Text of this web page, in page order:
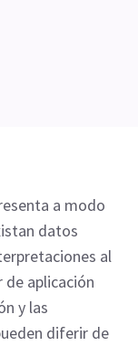
a modo
datos
al
aplicación
y las
diferir de